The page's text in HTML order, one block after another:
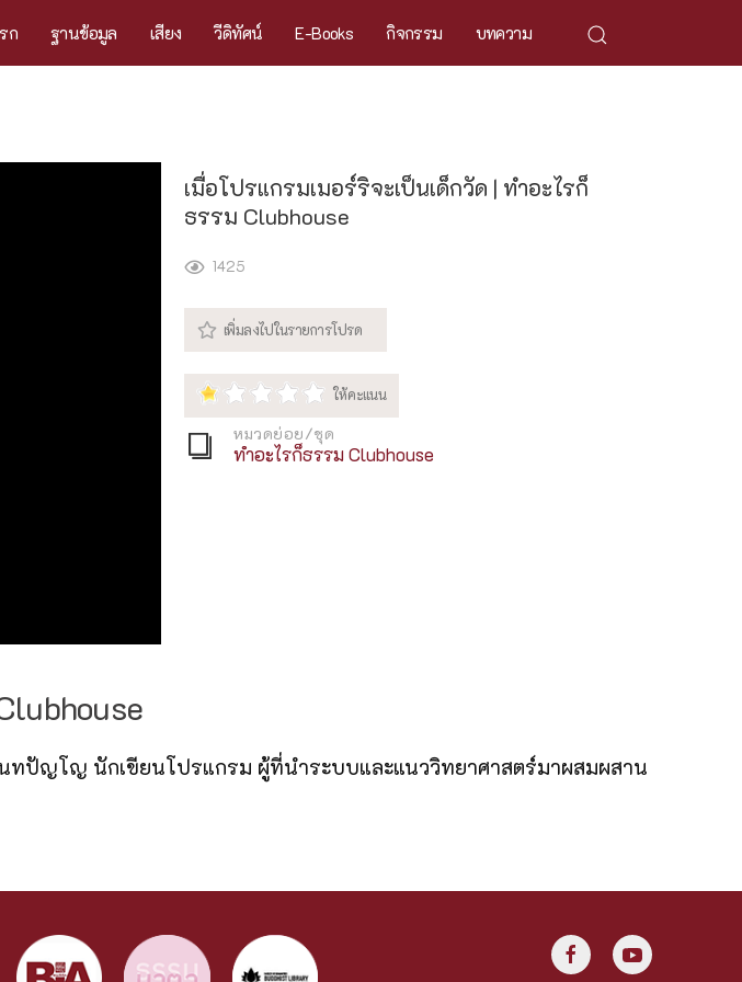
ก ฐานข้อมูล เสียง วีดิทัศน์ E-Books กิจกรรม บทความ
เมื่อโปรแกรมเมอร์ริจะเป็นเด็กวัด | ทำอะไรก็
ธรรม Clubhouse
1425
หมวดย่อย/ชุด
ทำอะไรก็ธรรม Clubhouse
ปัญโญ นักเขียนโปรแกรม ผู้ที่นำระบบและแนววิทยาศาสตร์มาผสมผสาน